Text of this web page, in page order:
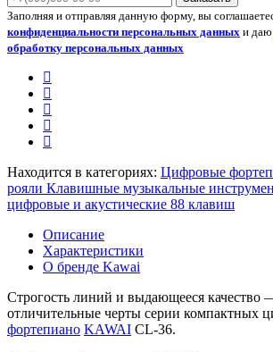
Заполняя и отправляя данную форму, вы
конфиденциальности персональных данных и даю
обработку персональных данных
Находится в категориях: Цифровые
рояли Клавишные музыкальные
цифровые и акустические 88 клавиш
Описание
Характеристики
О бренде Kawai
Строгость линий и выдающееся качество
отличительные черты серии компактных
фортепиано KAWAI CL-36.